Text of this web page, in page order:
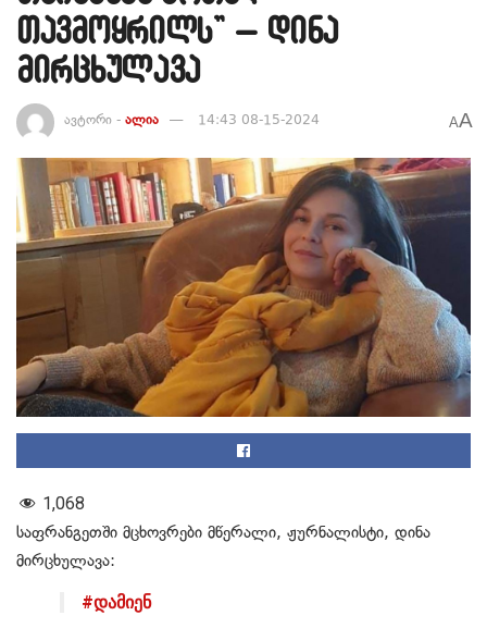
თავმოყრილს” – დინა
მირცხულავა
ავტორი - ალია 14:43 08-15-2024 AA
1,068
საფრანგეთში მცხოვრები მწერალი, ჟურნალისტი, დინა
მირცხულავა:
#დამიენ